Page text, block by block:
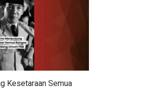
Kesetaraan Semua